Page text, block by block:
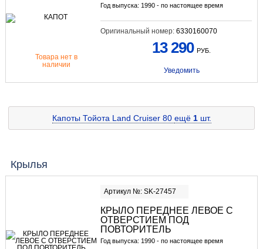
Год выпуска: 1990 - по настоящее время
Оригинальный номер: 6330160070
Товара нет в
наличии
13 290 РУБ.
Уведомить
Капоты Тойота Land Cruiser 80 ещё 1шт.
Крылья
Артикул №: SK-27457
КРЫЛО ПЕРЕДНЕЕ ЛЕВОЕ С
ОТВЕРСТИЕМ ПОД
ПОВТОРИТЕЛЬ
Год выпуска: 1990 - по настоящее время